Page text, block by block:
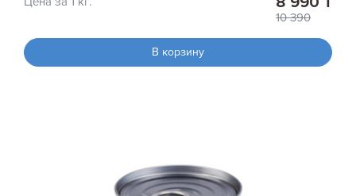
10 390
В корзину